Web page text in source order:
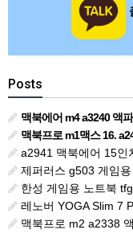
Posts
맥북에어 m4 a3240 액
맥북프로 m1맥스 16.
a2941 맥북에어 15인
제퍼러스 g503 게임
한성 게임용 노트북
레노버 YOGA Slim 7
맥북프로 m2 a2338